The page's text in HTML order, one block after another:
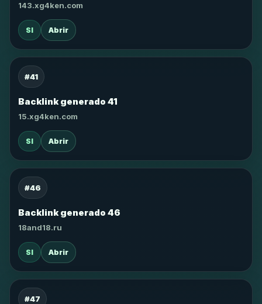
143.xg4ken.com
SI Abrir
#41
Backlink generado 41
15.xg4ken.com
SI Abrir
#46
Backlink generado 46
18and18.ru
SI Abrir
#47